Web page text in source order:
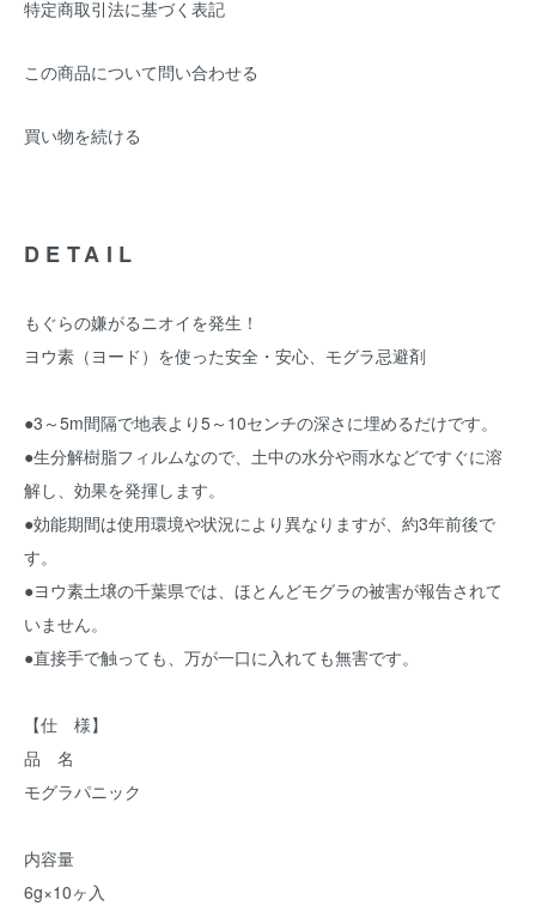
特定商取引法に基づく表記
この商品について問い合わせる
買い物を続ける
DETAIL
もぐらの嫌がるニオイを発生！
ヨウ素（ヨード）を使った安全・安心、モグラ忌避剤
●3～5m間隔で地表より5～10センチの深さに埋めるだけです。
●生分解樹脂フィルムなので、土中の水分や雨水などですぐに溶
解し、効果を発揮します。
●効能期間は使用環境や状況により異なりますが、約3年前後で
す。
●ヨウ素土壌の千葉県では、ほとんどモグラの被害が報告されて
いません。
●直接手で触っても、万が一口に入れても無害です。
【仕 様】
品 名
モグラパニック
内容量
6g×10ヶ入